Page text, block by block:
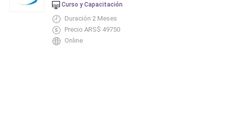
Curso y Capacitación
Duración 2 Meses
Precio ARS$ 49750
Online